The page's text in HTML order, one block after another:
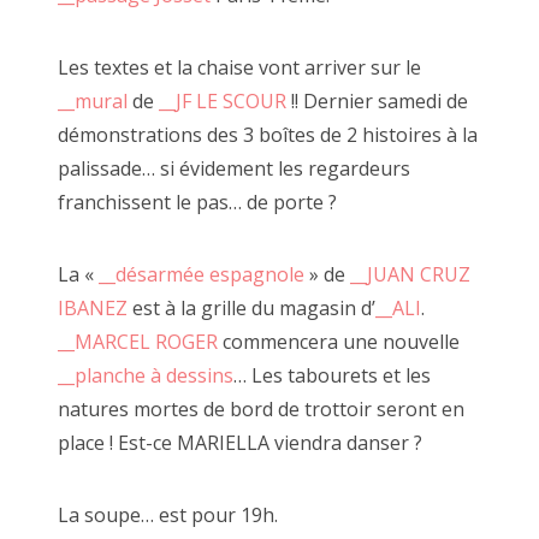
2020 mars
2020 février
2020 janvier
2019 novembre
2019 octobre
2019 septembre
2019 juillet
Les textes et la chaise vont arriver sur le
__mural de __JF LE SCOUR!! Dernier samedi de
démonstrations des 3 boîtes de 2 histoires à la
palissade… si évidement les regardeurs
franchissent le pas… de porte ?
La « __désarmée espagnole » de
__JUAN CRUZ
IBANEZ est à la grille du magasin d’ __ALI.
__MARCEL ROGERcommencera une nouvelle
__planche à dessins… Les tabourets et les
natures mortes de bord de trottoir seront en
place ! Est-ce MARIELLA viendra danser ?
La soupe… est pour 19h.